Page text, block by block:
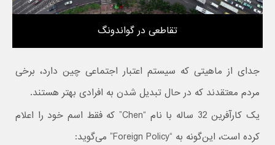
تقاطعی در گواندونگ
جدای از ماهیتی که سیستم اعتبار اجتماعی چین دارد، برخی
مردم معتقدند که در حال تبدیل شدن به افرادی بهتر هستند.
یک کارآفرین 32 ساله با نام “Chen” که فقط اسم خود را اعلام
کرده است، این‌گونه به “Foreign Policy” می‌گوید: